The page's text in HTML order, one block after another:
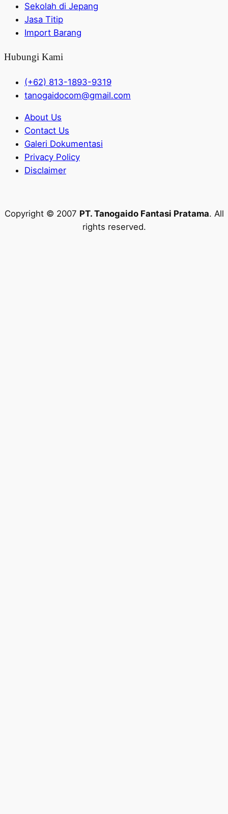
Sekolah di Jepang
Jasa Titip
Import Barang
Hubungi Kami
(+62) 813-1893-9319
tanogaidocom@gmail.com
About Us
Contact Us
Galeri Dokumentasi
Privacy Policy
Disclaimer
Copyright © 2007 PT. Tanogaido Fantasi Pratama. All
rights reserved.